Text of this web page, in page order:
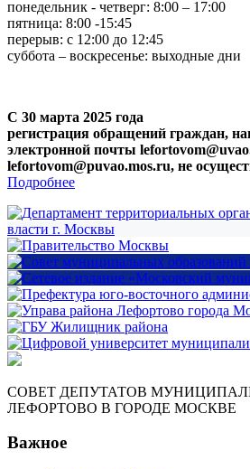
понедельник - четверг: 8:00 – 17:00
пятница: 8:00 -15:45
перерыв: с 12:00 до 12:45
суббота – воскресенье: выходные дни
С 30 марта 2025 года
регистрация обращений граждан,
электронной почты
lefortovom@puvao.mos.ru, не
Подробнее
СОВЕТ ДЕПУТАТОВ
ЛЕФОРТОВО В ГОРОДЕ МОСКВЕ
Важное